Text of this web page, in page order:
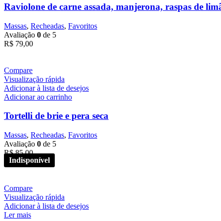
Raviolone de carne assada, manjerona, raspas de
Massas, Recheadas, Favoritos
Avaliação 0 de 5
R$ 79,00
Compare
Visualização rápida
Adicionar à lista de desejos
Adicionar ao carrinho
Tortelli de brie e pera seca
Massas, Recheadas, Favoritos
Avaliação 0 de 5
R$85,00
Compare
Visualização rápida
Adicionar à lista de desejos
Ler mais